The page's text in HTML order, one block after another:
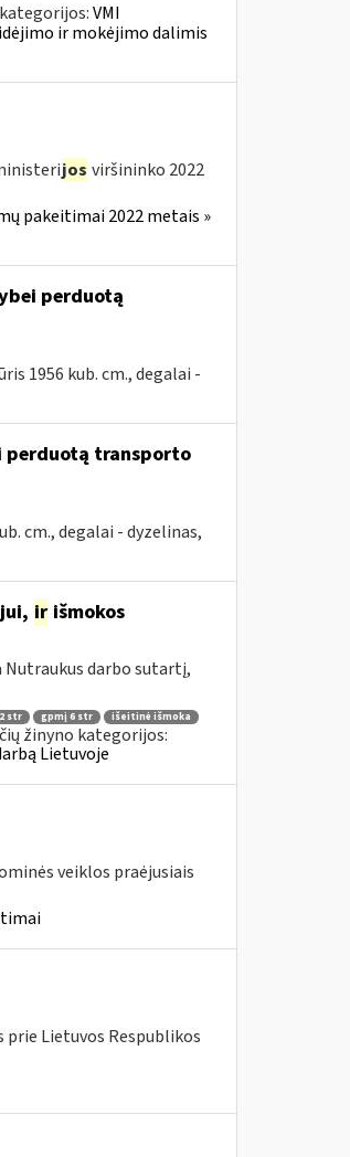
VMI
ir mokėjimo dalimis
jos viršininko 2022
pakeitimai 2022 metais »
perduotą
1956 kub. cm., degalai -
perduotą transporto
cm., degalai - dyzelinas,
irišmokos
Nutraukus darbo sutartį,
str gpmį 6 str
išeitinė išmoka
žinyno kategorijos:
Lietuvoje
veiklos praėjusiais
prie Lietuvos Respublikos